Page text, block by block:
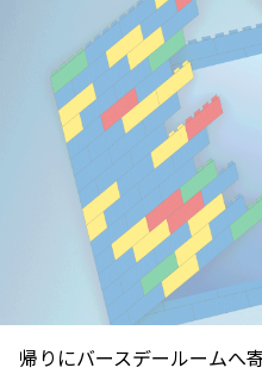
帰りにバースデールームへ